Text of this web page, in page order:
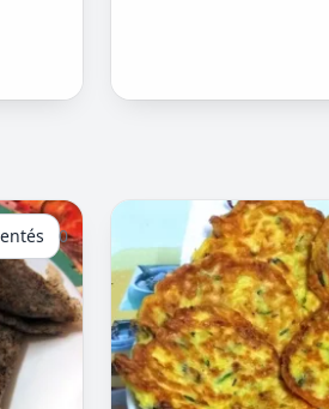
0